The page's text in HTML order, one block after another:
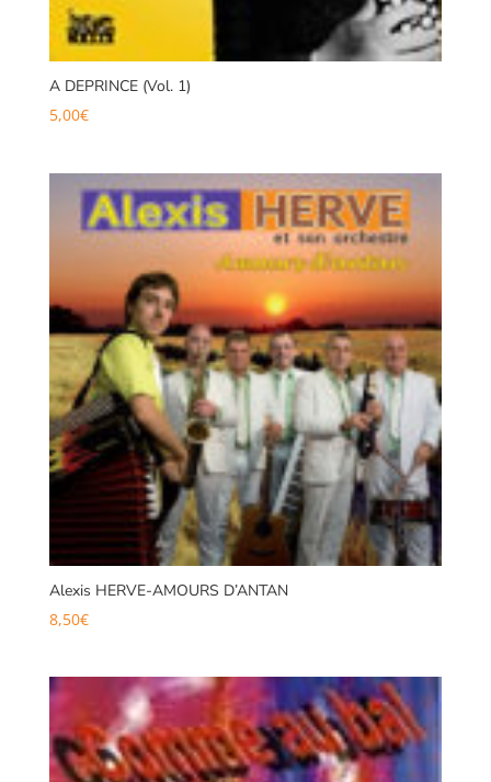
A DEPRINCE (Vol. 1)
5,00€
Alexis HERVE-AMOURS D’ANTAN
8,50€